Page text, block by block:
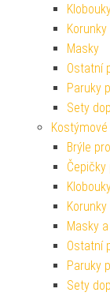
Korunky
Masky
Ostatní
Paruky
Sety
Brýle
Korunky
Masky
Ostatní
Paruky
Sety